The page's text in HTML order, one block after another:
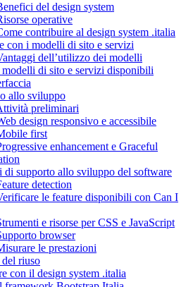
del design system
operative
contribuire al design system .italia
con i modelli di sito e servizi
dell’utilizzo dei modelli
di sito e servizi disponibili
allo sviluppo
preliminari
design responsivo e accessibile
first
enhancement e Graceful
di supporto allo sviluppo del software
detection
le feature disponibili con Can I
e risorse per CSS e JavaScript
browser
le prestazioni
riuso
con il design system .italia